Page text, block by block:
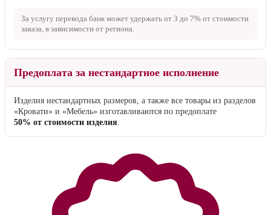
За услугу перевода банк может удержать от 3 до 7% от стоимости
заказа, в зависимости от региона.
Предоплата за нестандартное исполнение
Изделия нестандартных размеров, а также все товары из разделов
«Кровати» и «Мебель» изготавливаются по предоплате
50% от стоимости изделия